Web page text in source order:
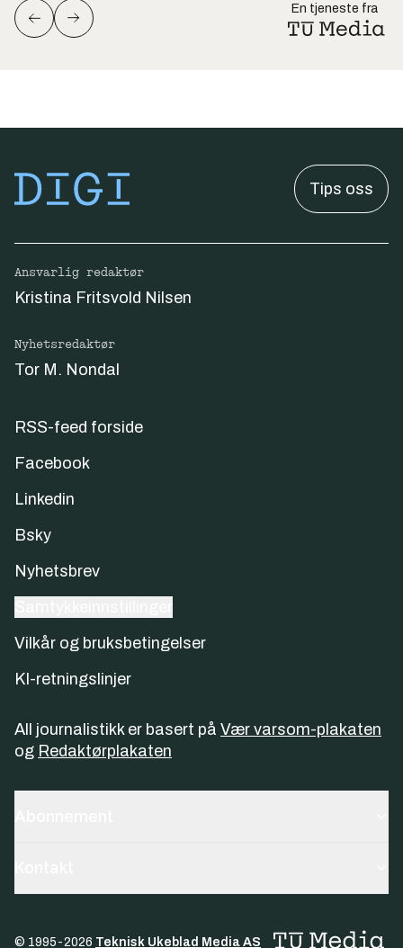
En tjeneste fra
Tips oss
Ansvarlig redaktør
Kristina Fritsvold Nilsen
Nyhetsredaktør
Tor M. Nondal
RSS-feed forside
Facebook
Linkedin
Bsky
Nyhetsbrev
Vilkår og bruksbetingelser
KI-retningslinjer
All journalistikk er basert på Vær varsom-plakaten
og Redaktørplakaten
© 1995-2026 Teknisk Ukeblad Media AS